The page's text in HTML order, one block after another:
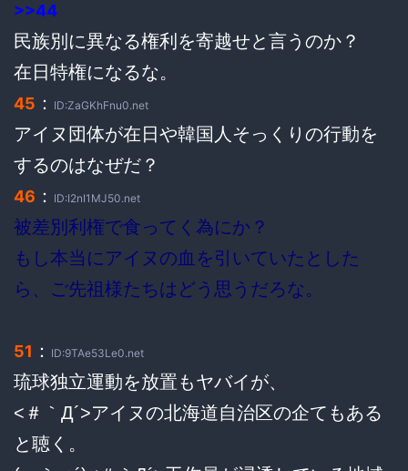
>>44
民族別に異なる権利を寄越せと言うのか？
在日特権になるな。
45 ： ID:ZaGKhFnu0.net
アイヌ団体が在日や韓国人そっくりの行動を
するのはなぜだ？
46 ： ID:I2nI1MJ50.net
被差別利権で食ってく為にか？
もし本当にアイヌの血を引いていたとした
ら、ご先祖様たちはどう思うだろな。
51 ： ID:9TAe53Le0.net
琉球独立運動を放置もヤバイが、
<＃｀Д´>アイヌの北海道自治区の企てもある
と聴く。